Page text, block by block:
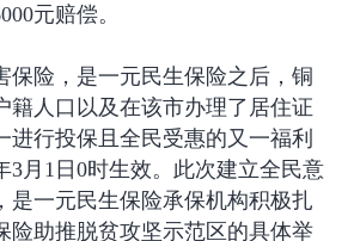
元赔偿。
险，是一元民生保险之后，铜
籍人口以及在该市办理了居住证
进行投保且全民受惠的又一福利
3月1日0时生效。此次建立全民意
是一元民生保险承保机构积极扎
险助推脱贫攻坚示范区的具体举